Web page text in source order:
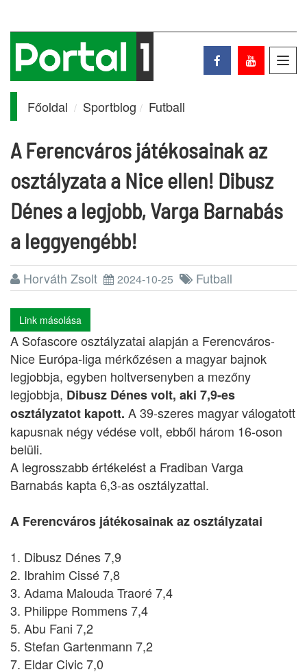
Főoldal Sportblog Futball
A Ferencváros játékosainak az
osztályzata a Nice ellen! Dibusz
Dénes a legjobb, Varga Barnabás
a leggyengébb!
Horváth Zsolt 2024-10-25 Futball
Link másolása
A Sofascore osztályzatai alapján a Ferencváros-
Nice Európa-liga mérkőzésen a magyar bajnok
legjobbja, egyben holtversenyben a mezőny
legjobbja, Dibusz Dénes volt, aki 7,9-es
osztályzatot kapott. A 39-szeres magyar válogatott
kapusnak négy védése volt, ebből három 16-oson
belüli.
A legrosszabb értékelést a Fradiban Varga
Barnabás kapta 6,3-as osztályzattal.
A Ferencváros játékosainak az osztályzatai
1. Dibusz Dénes 7,9
2. Ibrahim Cissé 7,8
3. Adama Malouda Traoré 7,4
3. Philippe Rommens 7,4
5. Abu Fani 7,2
5. Stefan Gartenmann 7,2
7. Eldar Civic 7,0